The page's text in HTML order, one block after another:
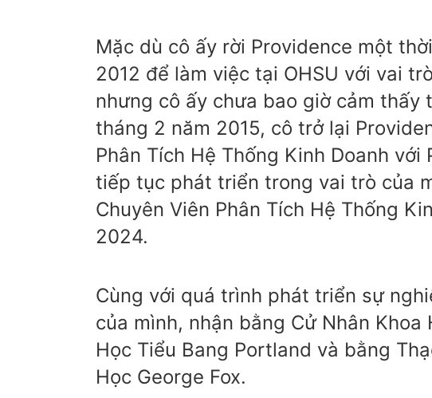
Mặc dù cô ấy rời Providence một
2012 để làm việc tại OHSU với vai
nhưng cô ấy chưa bao giờ cảm thấy
tháng 2 năm 2015, cô trở lại
Phân Tích Hệ Thống Kinh Doanh với
tiếp tục phát triển trong vai trò của
Chuyên Viên Phân Tích Hệ Thống
2024.
Cùng với quá trình phát triển sự
của mình, nhận bằng Cử Nhân
Học Tiểu Bang Portland và bằng
Học George Fox.